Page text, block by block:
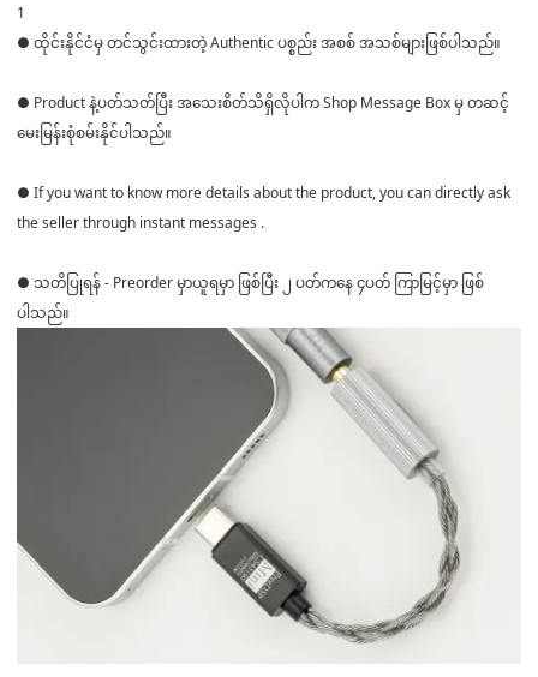
1
● ထိုင်းနိုင်ငံမှ တင်သွင်းထားတဲ့ Authentic ပစ္စည်း အစစ် အသစ်များဖြစ်ပါသည်။
● Product နဲ့ပတ်သတ်ပြီး အသေးစိတ်သိရှိလိုပါက Shop Message Box မှ တဆင့်
မေးမြန်းစုံစမ်းနိုင်ပါသည်။
● If you want to know more details about the product, you can directly ask
the seller through instant messages .
● သတိပြုရန် - Preorder မှာယူရမှာ ဖြစ်ပြီး ၂ ပတ်ကနေ ၄ပတ် ကြာမြင့်မှာ ဖြစ်
ပါသည်။